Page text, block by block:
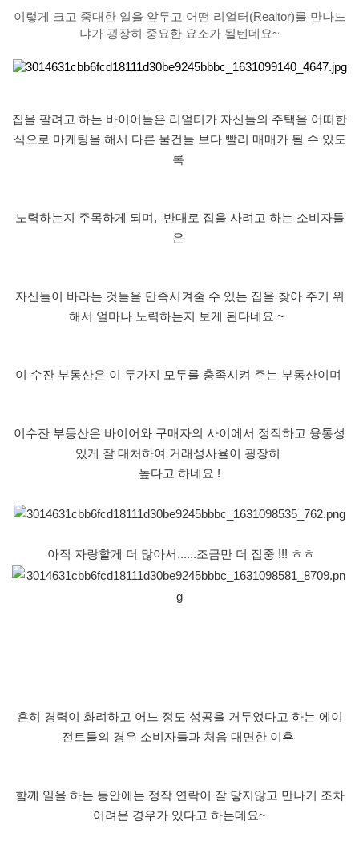
이렇게 크고 중대한 일을 앞두고 어떤 리얼터(Realtor)를 만나느
냐가 굉장히 중요한 요소가 될텐데요~
집을 팔려고 하는 바이어들은 리얼터가 자신들의 주택을 어떠한
식으로 마케팅을 해서 다른 물건들 보다 빨리 매매가 될 수 있도
록
노력하는지 주목하게 되며 , 반대로 집을 사려고 하는 소비자들
은
자신들이 바라는 것들을 만족시켜줄 수 있는 집을 찾아 주기 위
해서 얼마나 노력하는지 보게 된다네요 ~
이 수잔 부동산은 이 두가지 모두를 충족시켜 주는 부동산이며
이수잔 부동산은 바이어와 구매자의 사이에서 정직하고 융통성
있게 잘 대처하여 거래성사율이 굉장히
높다고 하네요 !
아직 자랑할게 더 많아서 ......조금만 더 집중 !!! ㅎㅎ
흔히 경력이 화려하고 어느 정도 성공을 거두었다고 하는 에이
전트들의 경우 소비자들과 처음 대면한 이후
함께 일을 하는 동안에는 정작 연락이 잘 닿지않고 만나기 조차
어려운 경우가 있다고 하는데요~